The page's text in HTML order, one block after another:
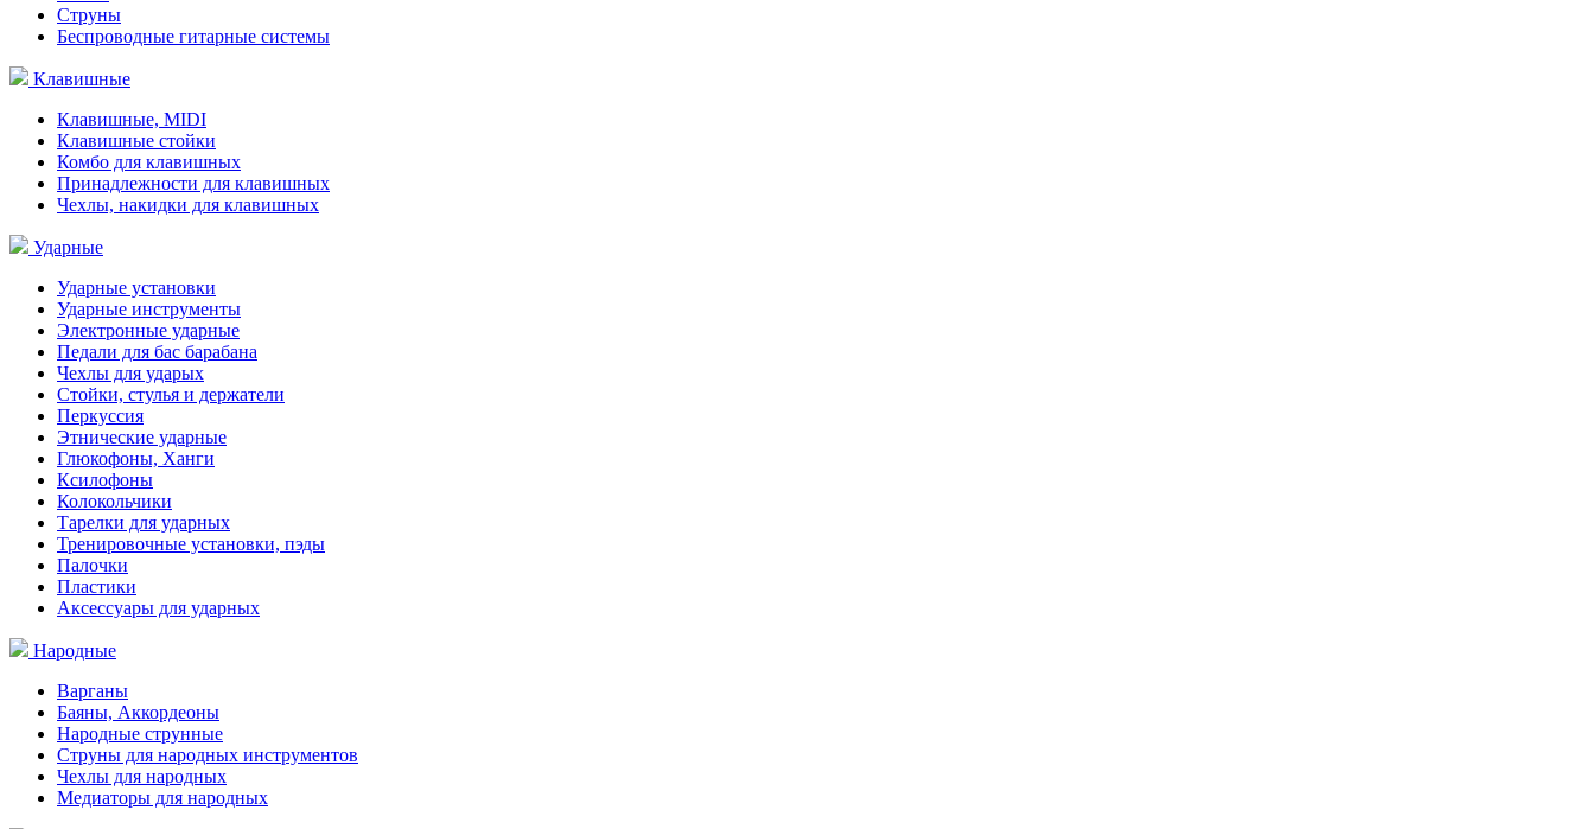
Струны
Беспроводные гитарные системы
Клавишные
Клавишные, MIDI
Клавишные стойки
Комбо для клавишных
Принадлежности для клавишных
Чехлы, накидки для клавишных
Ударные
Ударные установки
Ударные инструменты
Электронные ударные
Педали для бас барабана
Чехлы для ударых
Стойки, стулья и держатели
Перкуссия
Этнические ударные
Глюкофоны, Ханги
Ксилофоны
Колокольчики
Тарелки для ударных
Тренировочные установки, пэды
Палочки
Пластики
Аксессуары для ударных
Народные
Варганы
Баяны, Аккордеоны
Народные струнные
Струны для народных инструментов
Чехлы для народных
Медиаторы для народных